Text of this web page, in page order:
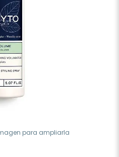
para ampliarla